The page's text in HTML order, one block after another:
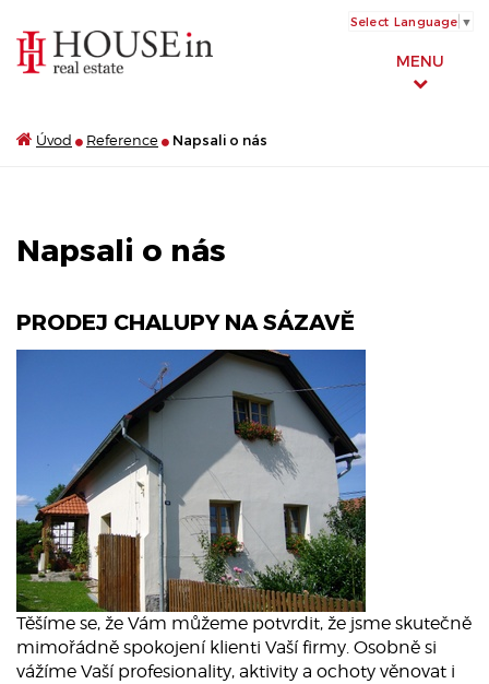
MENU
Select Language ▼
Úvod Reference Napsali o nás
Napsali o nás
PRODEJ CHALUPY NA SÁZAVĚ
Těšíme se, že Vám můžeme potvrdit, že jsme skutečně
mimořádně spokojení klienti Vaší firmy. Osobně si
vážíme Vaší profesionality, aktivity a ochoty věnovat i